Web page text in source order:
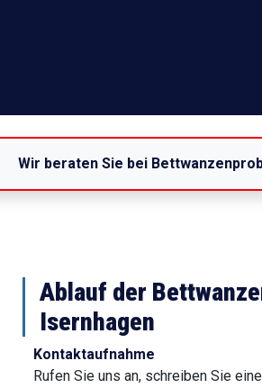
Wir beraten Sie bei
Ablauf der
Isernhagen
Kontaktaufnahme
Rufen Sie uns an, schreiben Sie